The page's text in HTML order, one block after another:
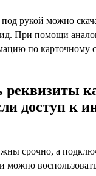
рукой можно
При помощи
по карточному
реквизиты
доступ к
срочно, а
можно